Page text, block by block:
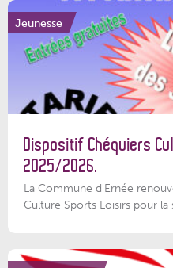
Jeunesse
Dispositif Chéquiers
2025/2026.
La Commune d'Ernée
Culture Sports Loisirs pour